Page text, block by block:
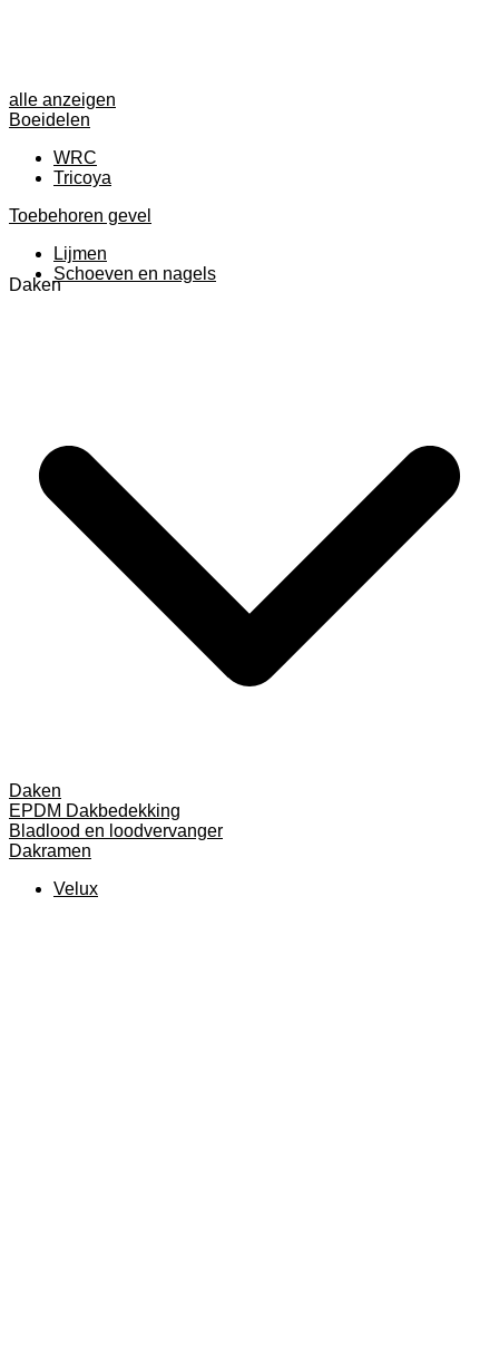
alle anzeigen
Boeidelen
WRC
Tricoya
Toebehoren gevel
Lijmen
Schoeven en nagels
Daken
Daken
EPDM Dakbedekking
Bladlood en loodvervanger
Dakramen
Velux